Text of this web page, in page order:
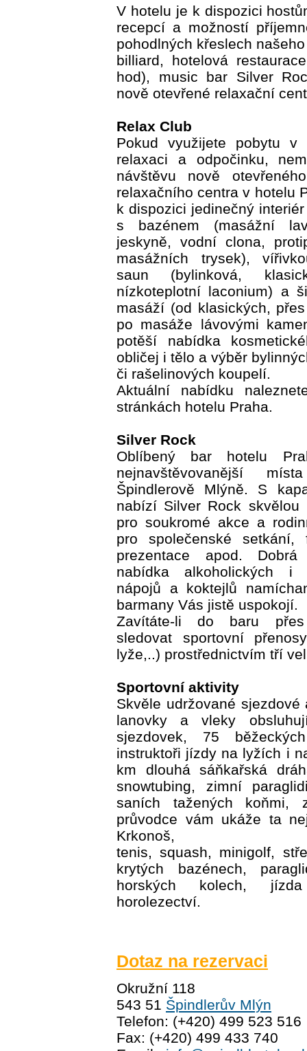
V hotelu je k dispozici
recepcí a možností
pohodlných křeslech
billiard, hotelová
hod), music bar Silver
nově otevřené relaxační
Relax Club
Pokud využijete pobytu v
relaxaci a odpočinku,
návštěvu nově
relaxačního centra v hotelu
k dispozici jedinečný
s bazénem (masážní
jeskyně, vodní clona,
masážních trysek),
saun (bylinková,
nízkoteplotní laconium) a
masáží (od klasických,
po masáže lávovými
potěší nabídka
obličej i tělo a výběr
či rašelinových koupelí.
Aktuální nabídku
stránkách hotelu Praha.
Silver Rock
Oblíbený bar hotelu
nejnavštěvovanější
Špindlerově Mlýně. S
nabízí Silver Rock skvělou
pro soukromé akce a
pro společenské setkání,
prezentace apod.
nabídka alkoholických i
nápojů a koktejlů
barmany Vás jistě uspokojí.
Zavítáte-li do baru
sledovat sportovní
lyže,..) prostřednictvím tří
Sportovní aktivity
Skvěle udržované sjezdové
lanovky a vleky
sjezdovek, 75
instruktoři jízdy na lyžích i
km dlouhá sáňkařská
snowtubing, zimní
saních tažených koňmi,
průvodce vám ukáže ta
Krkonoš,
tenis, squash, minigolf,
krytých bazénech,
horských kolech,
horolezectví.
Dotaz na rezervaci
Okružní 118
543 51 Špindlerův Mlýn
Telefon: (+420) 499 523 516
Fax: (+420) 499 433 740